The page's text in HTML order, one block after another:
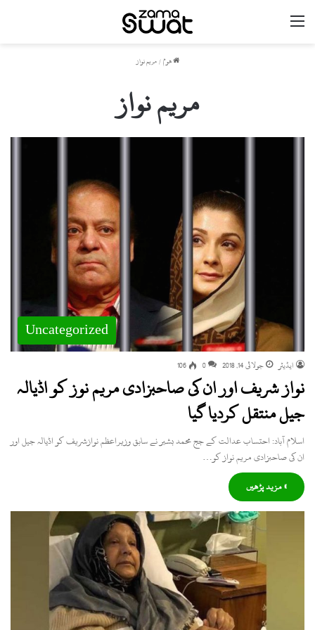
ھوم / مریم نواز
مریم نواز
Uncategorized
ایڈیٹر جولائی 14, 2018 0
106
نواز شریف اور ان کی صاحبزادی مریم نوز کو اڈیالہ
جیل منتقل کردیا گیا
اسلام آباد: احتساب عدالت کے جج محمد بشیر نے سابق وزیراعظم نوازشریف کو اڈیالہ جیل اور
ان کی صاحبزادی مریم نواز کو…
» مزید پڑھیں